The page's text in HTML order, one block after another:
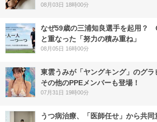
08月03日 18時00分
なぜ59歳の三浦知良選手を起用？
と重なった「努力の積み重ね」
08月05日 16時00分
東雲うみが「ヤングキング」のグラ
その他のPPEメンバーも登場！
07月31日 19時00分
うつ病治療、「医師任せ」から共